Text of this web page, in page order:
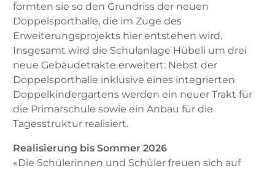
formten sie so den Grundriss der neuen
Doppelsporthalle, die im Zuge des
Erweiterungsprojekts hier entstehen wird.
Insgesamt wird die Schulanlage Hübeli um drei
neue Gebäudetrakte erweitert: Nebst der
Doppelsporthalle inklusive eines integrierten
Doppelkindergartens werden ein neuer Trakt für
die Primarschule sowie ein Anbau für die
Tagesstruktur realisiert.
Realisierung bis Sommer 2026
«Die Schülerinnen und Schüler freuen sich auf